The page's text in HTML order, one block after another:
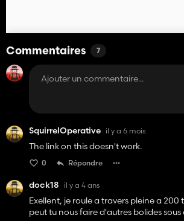
Commentaires 7
SquirrelOperative il y a 6 mois
The link on this doesn't work.
0 Répondre
dock18 il y a 4 ans
Exellent, je roule a travers pleine a 200
peut tu nous faire d'autres bolides